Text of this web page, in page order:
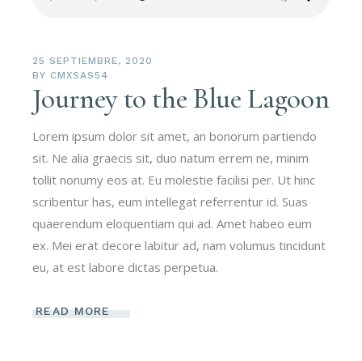
25 SEPTIEMBRE, 2020
BY CMXSAS54
Journey to the Blue Lagoon
Lorem ipsum dolor sit amet, an bonorum partiendo
sit. Ne alia graecis sit, duo natum errem ne, minim
tollit nonumy eos at. Eu molestie facilisi per. Ut hinc
scribentur has, eum intellegat referrentur id. Suas
quaerendum eloquentiam qui ad. Amet habeo eum
ex. Mei erat decore labitur ad, nam volumus tincidunt
eu, at est labore dictas perpetua.
READ MORE